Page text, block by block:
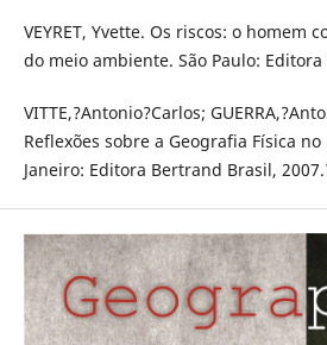
VEYRET, Yvette. Os riscos: o homem
do meio ambiente. São Paulo: Editora
VITTE,?Antonio?Carlos;
Reflexões sobre a Geografia Física
Janeiro: Editora Bertrand Brasil,